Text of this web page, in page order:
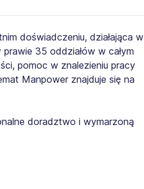
doświadczeniu, działająca w
35 oddziałów w całym
pomoc w znalezieniu pracy
Manpower znajduje się na
doradztwo i wymarzoną